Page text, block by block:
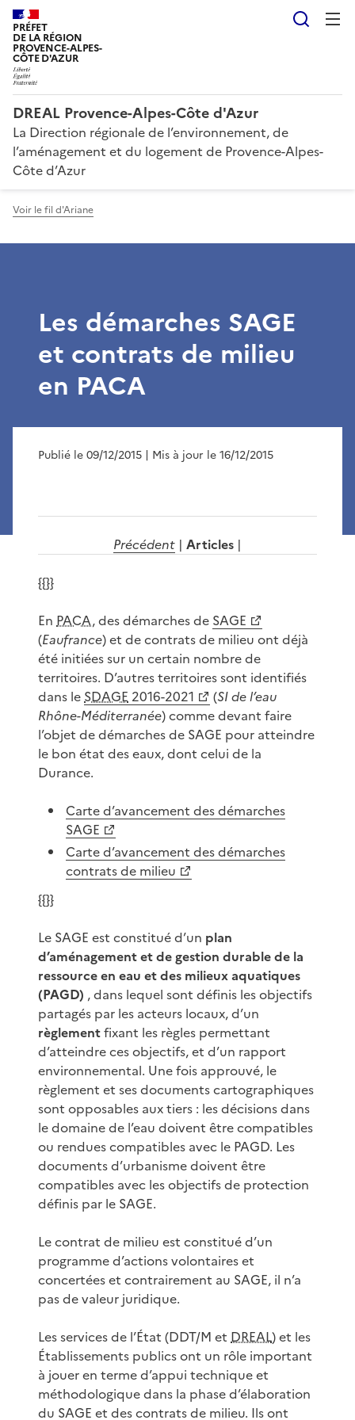
PRÉFET
DE LA RÉGION
PROVENCE-ALPES-
CÔTE D'AZUR
DREAL Provence-Alpes-Côte d'Azur
La Direction régionale de l’environnement, de
l’aménagement et du logement de Provence-Alpes-
Côte d’Azur
Voir le fil d'Ariane
Les démarches SAGE
et contrats de milieu
en PACA
Publié le 09/12/2015 | Mis à jour le 16/12/2015
Précédent | Articles |
{{}}
En PACA, des démarches de SAGE
(Eaufrance) et de contrats de milieu ont déjà
été initiées sur un certain nombre de
territoires. D’autres territoires sont identifiés
dans le SDAGE 2016-2021 (SI de l’eau
Rhône-Méditerranée) comme devant faire
l’objet de démarches de SAGE pour atteindre
le bon état des eaux, dont celui de la
Durance.
Carte d’avancement des démarches
SAGE
Carte d’avancement des démarches
contrats de milieu
{{}}
Le SAGE est constitué d’un plan
d’aménagement et de gestion durable de la
ressource en eau et des milieux aquatiques
(PAGD) , dans lequel sont définis les objectifs
partagés par les acteurs locaux, d’un
règlementfixant les règles permettant
d’atteindre ces objectifs, et d’un rapport
environnemental. Une fois approuvé, le
règlement et ses documents cartographiques
sont opposables aux tiers : les décisions dans
le domaine de l’eau doivent être compatibles
ou rendues compatibles avec le PAGD. Les
documents d’urbanisme doivent être
compatibles avec les objectifs de protection
définis par le SAGE.
Le contrat de milieu est constitué d’un
programme d’actions volontaires et
concertées et contrairement au SAGE, il n’a
pas de valeur juridique.
Les services de l’État (DDT/M et DREAL) et les
Établissements publics ont un rôle important
à jouer en terme d’appui technique et
méthodologique dans la phase d’élaboration
du SAGE et des contrats de milieu. Ils ont